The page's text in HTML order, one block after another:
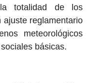
totalidad de los
ajuste reglamentario
meteorológicos
básicas.